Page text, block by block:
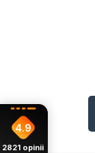
4.9
2821 opinii